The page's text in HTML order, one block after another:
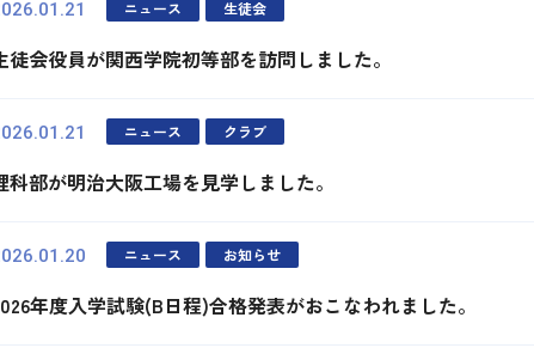
ニュース 生徒会
徒会役員が関西学院初等部を訪問しました。
ニュース クラブ
科部が明治大阪工場を見学しました。
ニュース お知らせ
年度入学試験(B日程)合格発表がおこなわれました。